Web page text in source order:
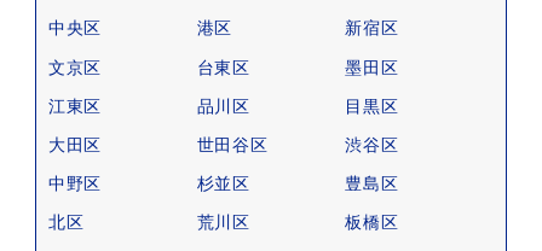
中央区 港区
新宿区
文京区
台東区
墨田区
江東区
品川区
目黒区
大田区
世田谷区
渋谷区
中野区
杉並区
豊島区
北区
荒川区
板橋区